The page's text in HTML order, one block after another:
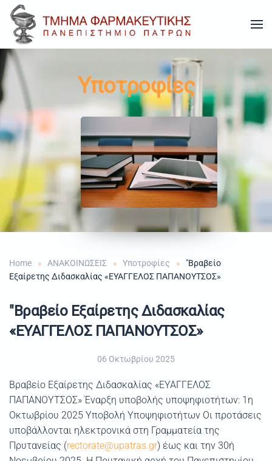
Skip to main content
Υποτροφίες
Home ΑΝΑΚΟΙΝΩΣΕΙΣ Υποτροφίες
"Βραβείο
Εξαίρετης Διδασκαλίας «ΕΥΑΓΓΕΛΟΣ ΠΑΠΑΝΟΥΤΣΟΣ»
"Βραβείο Εξαίρετης Διδασκαλίας
«ΕΥΑΓΓΕΛΟΣ ΠΑΠΑΝΟΥΤΣΟΣ»
06 Οκτωβρίου 2025
Βραβείο Εξαίρετης Διδασκαλίας «ΕΥΑΓΓΕΛΟΣ
ΠΑΠΑΝΟΥΤΣΟΣ» Έναρξη υποβολής υποψηφιοτήτων: 1η
Οκτωβρίου 2025 Υποβολή Υποψηφιοτήτων Οι προτάσεις
υποβάλλονται ηλεκτρονικά στη Γραμματεία της
Πρυτανείας (rectorate@upatras.gr) έως και την 30ή